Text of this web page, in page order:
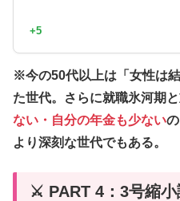
+5
※今の50代以上は「 女性は
た世代。さらに就職氷河期と
ない・自分の年金も少ない
より深刻な世代でもある。
⚔️ PART 4：3号縮